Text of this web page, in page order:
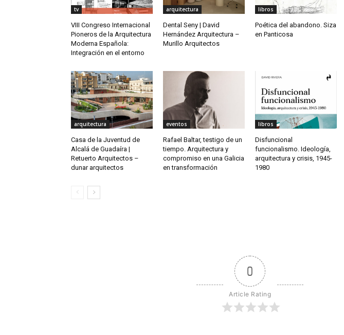
tv
VIII Congreso Internacional
Pioneros de la Arquitectura
Moderna Española:
Integración en el entorno
arquitectura
Dental Seny | David
Hernández Arquitectura –
Murillo Arquitectos
libros
Poética del abandono. Siza
en Panticosa
arquitectura
Casa de la Juventud de
Alcalá de Guadaíra |
Retuerto Arquitectos –
dunar arquitectos
eventos
Rafael Baltar, testigo de un
tiempo. Arquitectura y
compromiso en una Galicia
en transformación
libros
Disfuncional
funcionalismo. Ideología,
arquitectura y crisis, 1945-
1980
0
Article Rating